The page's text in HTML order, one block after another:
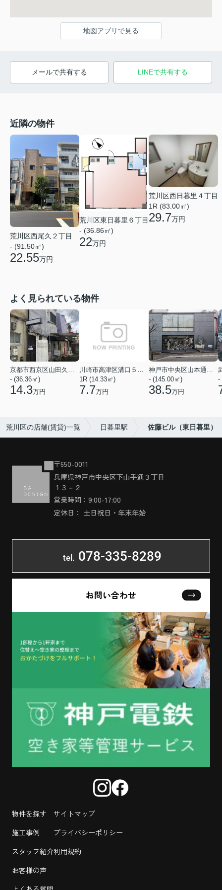
地図アプリで見る
メールで共有する LINEで共有する
近隣の物件
荒川区西尾久２丁目
- (91.50㎡)
22.55万円
荒川区東日暮里６丁目
- (36.86㎡)
22万円
荒川区西日暮里４丁目
1R (83.00㎡)
29.7万円
よく見られている物件
京都市西京区山田久田町
- (36.36㎡)
14.3万円
川崎市高津区溝口５丁目
1R (14.33㎡)
7.7万円
神戸市中央区山本通２丁目
- (145.00㎡)
38.5万円
-
荒川区の店舗(賃貸)一覧 日暮里駅 佐藤ビル（東日暮里）
〒650-0011
兵庫県神戸市中央区下山手通３丁目
１３－２
営業時間：9:00-17:00
定休日： 土日祝日・年末年始
tel. 078-335-8289
お問い合わせ
物件を探す
施工事例
スタッフ紹介
お客様の声
サイトマップ
プライバシーポリシー
利用規約